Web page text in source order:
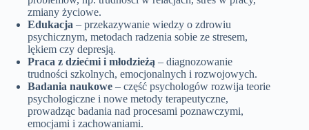
zmiany życiowe.
Edukacja – przekazywanie wiedzy o zdrowiu
psychicznym, metodach radzenia sobie ze stresem,
lękiem czy depresją.
Praca z dziećmi i młodzieżą – diagnozowanie
trudności szkolnych, emocjonalnych i rozwojowych.
Badania naukowe – część psychologów rozwija teorie
psychologiczne i nowe metody terapeutyczne,
prowadząc badania nad procesami poznawczymi,
emocjami i zachowaniami.